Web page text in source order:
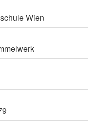
Wien